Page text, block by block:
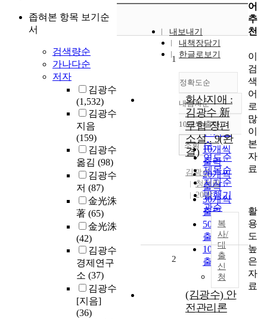
좁혀본 항목 보기순
서
검색량순
가나다순
저자
김광수
(1,532)
김광수
지음
(159)
김광수
옮김 (98)
김광수
저 (87)
金光洙
著 (65)
金光洙
(42)
김광수
경제연구
소 (37)
김광수
[지음]
(36)
내보내기
내책장담기
한글로보기
정확도순
정확도
순
인기도
순
연도순
제목순
저자순
발행기
관순
내림차순
내림차순
10개씩 출력
10개씩
출력
20개씩
출력
30개씩
출력
50개씩
출력
100개씩
출력
조회
1
화산지애 :
김광수 新
무협 장편
소설 . 9(완
결)
김광수
청어람
2008
복
사/
대
출
신
청
2
(김광수) 안
전관리론
어
추
천
이
검
색
어
로
많
이
본
자
료
활
용
도
높
은
자
료